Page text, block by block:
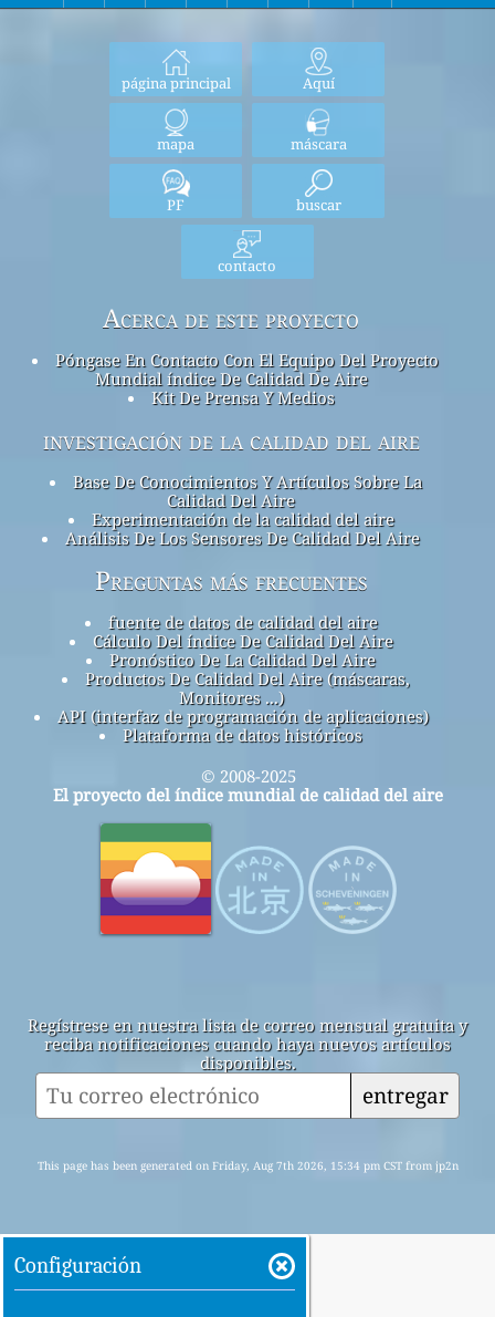
página principal Aquí
mapa máscara
PF buscar
contacto
Acerca de este proyecto
Póngase En Contacto Con El Equipo Del Proyecto
Mundial índice De Calidad De Aire
Kit De Prensa Y Medios
investigación de la calidad del aire
Base De Conocimientos Y Artículos Sobre La
Calidad Del Aire
Experimentación de la calidad del aire
Análisis De Los Sensores De Calidad Del Aire
Preguntas más frecuentes
fuente de datos de calidad del aire
Cálculo Del índice De Calidad Del Aire
Pronóstico De La Calidad Del Aire
Productos De Calidad Del Aire (máscaras,
Monitores ...)
API (interfaz de programación de aplicaciones)
Plataforma de datos históricos
© 2008-2025
El proyecto del índice mundial de calidad del aire
Regístrese en nuestra lista de correo mensual gratuita y
reciba notificaciones cuando haya nuevos artículos
disponibles.
entregar
This page has been generated on Friday, Aug 7th 2026, 15:34 pm CST from jp2n
Configuración